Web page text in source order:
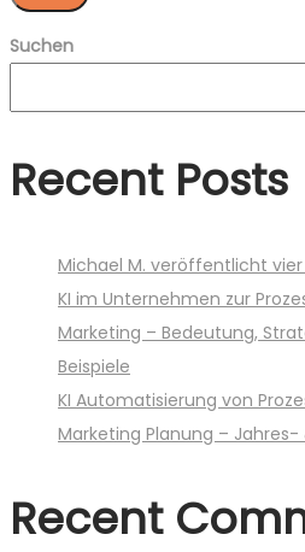
Suchen
Recent Posts
Michael M. veröffentlicht
KI im Unternehmen zur
Marketing – Bedeutung,
Beispiele
KI Automatisierung von
Marketing Planung –
Recent